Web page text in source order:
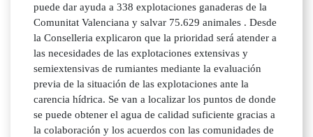
puede dar ayuda a 338 explotaciones ganaderas de la
Comunitat Valenciana y salvar 75.629 animales . Desde
la Conselleria explicaron que la prioridad será atender a
las necesidades de las explotaciones extensivas y
semiextensivas de rumiantes mediante la evaluación
previa de la situación de las explotaciones ante la
carencia hídrica. Se van a localizar los puntos de donde
se puede obtener el agua de calidad suficiente gracias a
la colaboración y los acuerdos con las comunidades de